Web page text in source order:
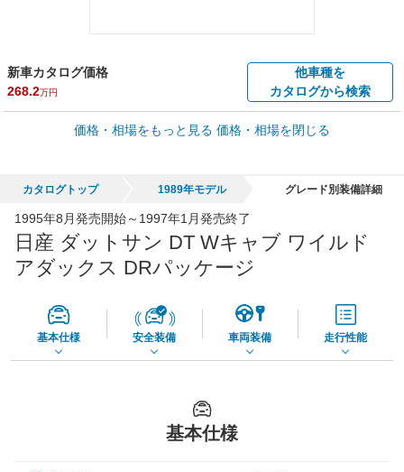
新車カタログ価格
268.2万円
他車種を
カタログから検索
車買取価格 *
車買取相場
65,050円
*当該価格は車種別の価格となります。
価格・相場をもっと見る 価格・相場を閉じる
カタログトップ 1989年モデル グレード別装備詳細
1995年8月発売開始～1997年1月発売終了
日産 ダットサン DT Wキャブ ワイルド
アダックス DRパッケージ
基本仕様 安全装備 車両装備 走行性能
基本仕様